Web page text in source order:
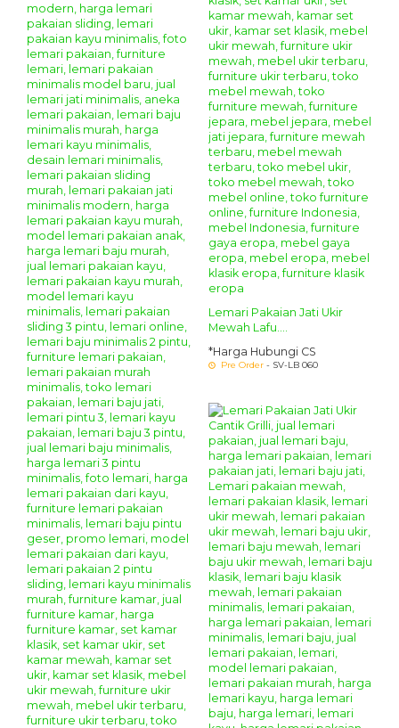
Lemari Pakaian Jati Ukir
Mewah Lafu....
*Harga Hubungi CS
Pre Order - SV-LB 060